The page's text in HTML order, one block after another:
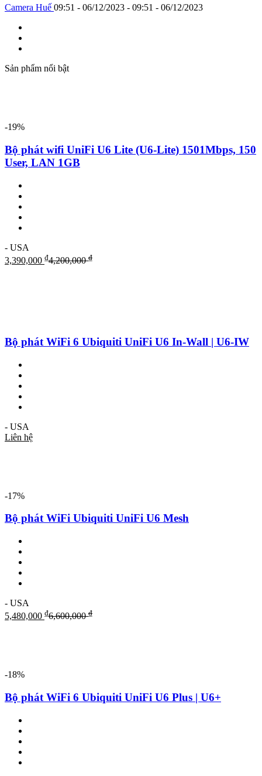
Camera Huế 09:51 - 06/12/2023 - 09:51 - 06/12/2023
Sản phẩm nổi bật
-19%
Bộ phát wifi UniFi U6 Lite (U6-Lite) 1501Mbps, 150
User, LAN 1GB
- USA
3,390,000 ₫4,200,000₫
Bộ phát WiFi 6 Ubiquiti UniFi U6 In-Wall | U6-IW
- USA
Liên hệ
-17%
Bộ phát WiFi Ubiquiti UniFi U6 Mesh
- USA
5,480,000 ₫6,600,000₫
-18%
Bộ phát WiFi 6 Ubiquiti UniFi U6 Plus | U6+